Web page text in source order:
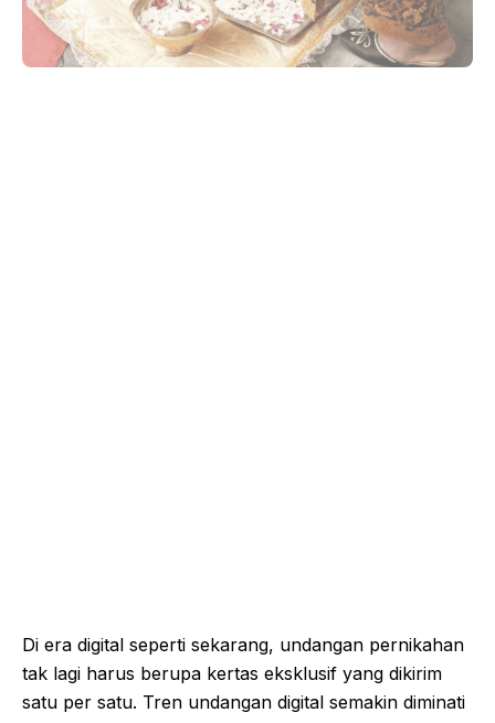
Di era digital seperti sekarang, undangan pernikahan
tak lagi harus berupa kertas eksklusif yang dikirim
satu per satu. Tren undangan digital semakin diminati